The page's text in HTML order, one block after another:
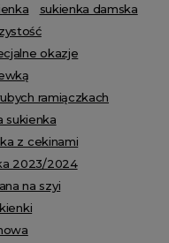
sukienka damska
okazje
ramiączkach
sukienka
z cekinami
2023/2024
na szyi